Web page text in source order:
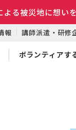
よる被災地に想い
報 講師派遣・研修
ボランティアす